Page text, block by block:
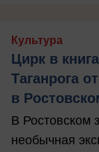
Культура
Цирк в
Таганрога
в
В Ростовском
необычная